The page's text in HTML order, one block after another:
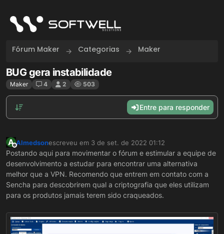
Fórum Maker Categorias Maker
BUG gera instabilidade
Maker 4 2 503
Entre para responder
A
Offline
Almedsonescreveu em 3 de set. de 2022 01:12
última edição por
Postando aqui para movimentar o fórum e estimular a equipe de
desenvolvimento a estudar para encontrar uma alternativa
melhor que a VPN. Recomendo que entrem em contato com a
Sencha para descobrirem qual a criptografia que eles utilizam
para os produtos jamais terem sido craqueados.